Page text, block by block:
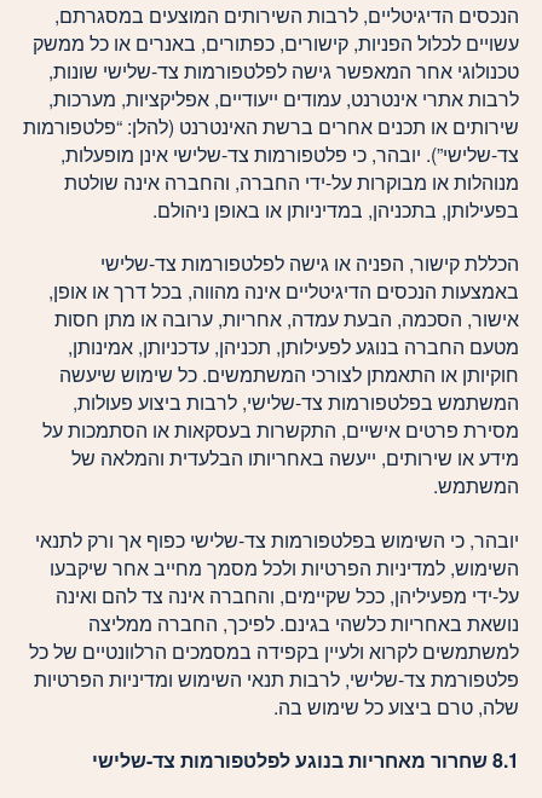
הנכסים הדיגיטליים, לרבות השירותים המוצעים במסגרתם,
עשויים לכלול הפניות, קישורים, כפתורים, באנרים או כל ממשק
טכנולוגי אחר המאפשר גישה לפלטפורמות צד-שלישי שונות,
לרבות אתרי אינטרנט, עמודים ייעודיים, אפליקציות, מערכות,
שירותים או תכנים אחרים ברשת האינטרנט (להלן: “פלטפורמות
צד-שלישי”). יובהר, כי פלטפורמות צד-שלישי אינן מופעלות,
מנוהלות או מבוקרות על-ידי החברה, והחברה אינה שולטת
בפעילותן, בתכניהן, במדיניותן או באופן ניהולם.
הכללת קישור, הפניה או גישה לפלטפורמות צד-שלישי
באמצעות הנכסים הדיגיטליים אינה מהווה, בכל דרך או אופן,
אישור, הסכמה, הבעת עמדה, אחריות, ערובה או מתן חסות
מטעם החברה בנוגע לפעילותן, תכניהן, עדכניותן, אמינותן,
חוקיותן או התאמתן לצורכי המשתמשים. כל שימוש שיעשה
המשתמש בפלטפורמות צד-שלישי, לרבות ביצוע פעולות,
מסירת פרטים אישיים, התקשרות בעסקאות או הסתמכות על
מידע או שירותים, ייעשה באחריותו הבלעדית והמלאה של
המשתמש.
יובהר, כי השימוש בפלטפורמות צד-שלישי כפוף אך ורק לתנאי
השימוש, למדיניות הפרטיות ולכל מסמך מחייב אחר שיקבעו
על-ידי מפעיליהן, ככל שקיימים, והחברה אינה צד להם ואינה
נושאת באחריות כלשהי בגינם. לפיכך, החברה ממליצה
למשתמשים לקרוא ולעיין בקפידה במסמכים הרלוונטיים של כל
פלטפורמת צד-שלישי, לרבות תנאי השימוש ומדיניות הפרטיות
שלה, טרם ביצוע כל שימוש בה.
8.1שחרור מאחריות בנוגע לפלטפורמות צד-שלישי